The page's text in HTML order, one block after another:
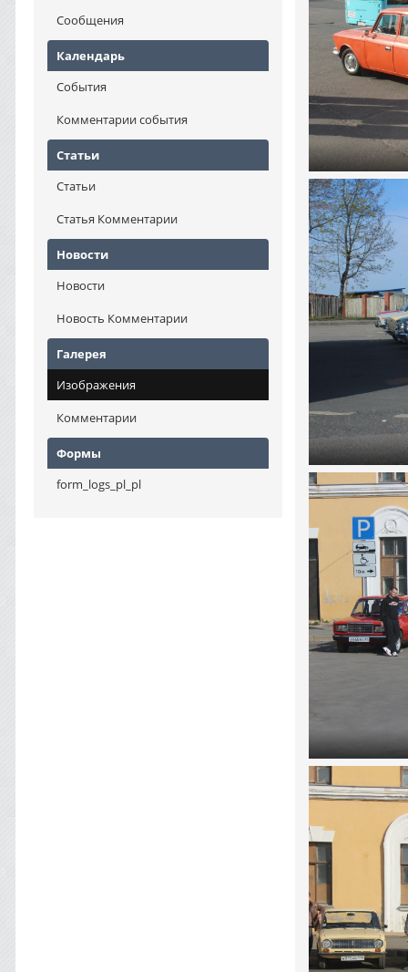
Сообщения
Календарь
События
Комментарии события
Статьи
Статьи
Статья Комментарии
Новости
Новости
Новость Комментарии
Галерея
Изображения
Комментарии
Формы
form_logs_pl_pl